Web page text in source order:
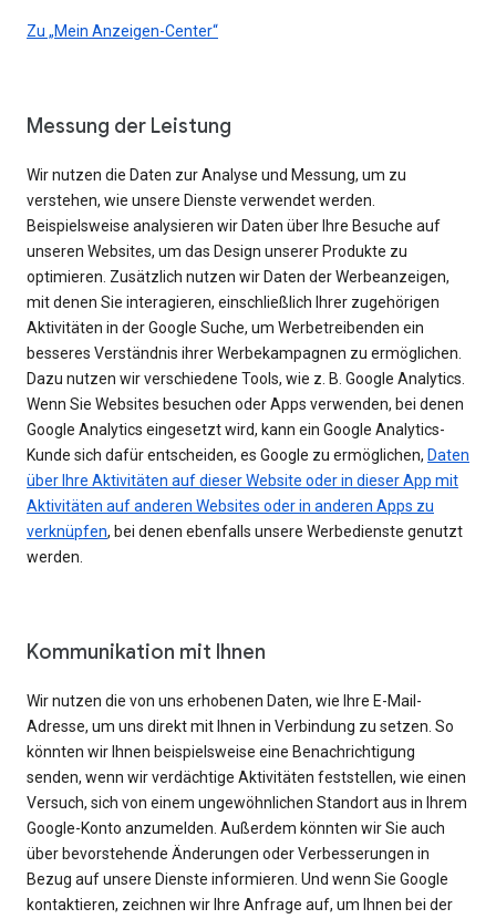
Zu „Mein Anzeigen-Center“
Messung der Leistung
Wir nutzen die Daten zur Analyse und Messung, um zu
verstehen, wie unsere Dienste verwendet werden.
Beispielsweise analysieren wir Daten über Ihre Besuche auf
unseren Websites, um das Design unserer Produkte zu
optimieren. Zusätzlich nutzen wir Daten der Werbeanzeigen,
mit denen Sie interagieren, einschließlich Ihrer zugehörigen
Aktivitäten in der Google Suche, um Werbetreibenden ein
besseres Verständnis ihrer Werbekampagnen zu ermöglichen.
Dazu nutzen wir verschiedene Tools, wie z. B. Google Analytics.
Wenn Sie Websites besuchen oder Apps verwenden, bei denen
Google Analytics eingesetzt wird, kann ein Google Analytics-
Kunde sich dafür entscheiden, es Google zu ermöglichen, Daten
über Ihre Aktivitäten auf dieser Website oder in dieser App mit
Aktivitäten auf anderen Websites oder in anderen Apps zu
verknüpfen, bei denen ebenfalls unsere Werbedienste genutzt
werden.
Kommunikation mit Ihnen
Wir nutzen die von uns erhobenen Daten, wie Ihre E-Mail-
Adresse, um uns direkt mit Ihnen in Verbindung zu setzen. So
könnten wir Ihnen beispielsweise eine Benachrichtigung
senden, wenn wir verdächtige Aktivitäten feststellen, wie einen
Versuch, sich von einem ungewöhnlichen Standort aus in Ihrem
Google-Konto anzumelden. Außerdem könnten wir Sie auch
über bevorstehende Änderungen oder Verbesserungen in
Bezug auf unsere Dienste informieren. Und wenn Sie Google
kontaktieren, zeichnen wir Ihre Anfrage auf, um Ihnen bei der